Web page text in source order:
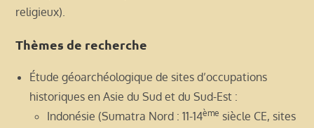
religieux).
Thèmes de recherche
Étude géoarchéologique de sites d’occupations
historiques en Asie du Sud et du Sud-Est :
Indonésie (Sumatra Nord : 11-14ème siècle CE, sites